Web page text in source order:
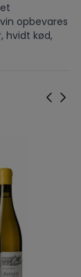
opbevares
hvidt kød,